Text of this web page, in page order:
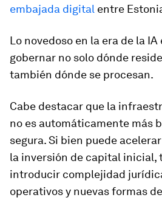
embajada digital entre
Lo novedoso en la era de la
gobernar no solo dónde
también dónde se procesan.
Cabe destacar que la
no es automáticamente más
segura. Si bien puede
la inversión de capital inicial,
introducir complejidad
operativos y nuevas formas